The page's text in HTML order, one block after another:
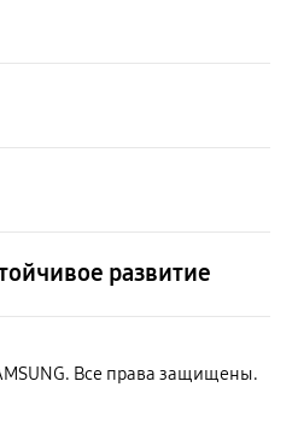
развитие
Все права защищены.